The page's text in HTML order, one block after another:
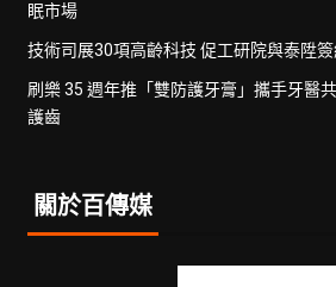
眠市場
技術司展30項高齡科技 促工研院與泰陞
刷樂 35 週年推「雙防護牙膏」攜手牙醫
護齒
關於百傳媒